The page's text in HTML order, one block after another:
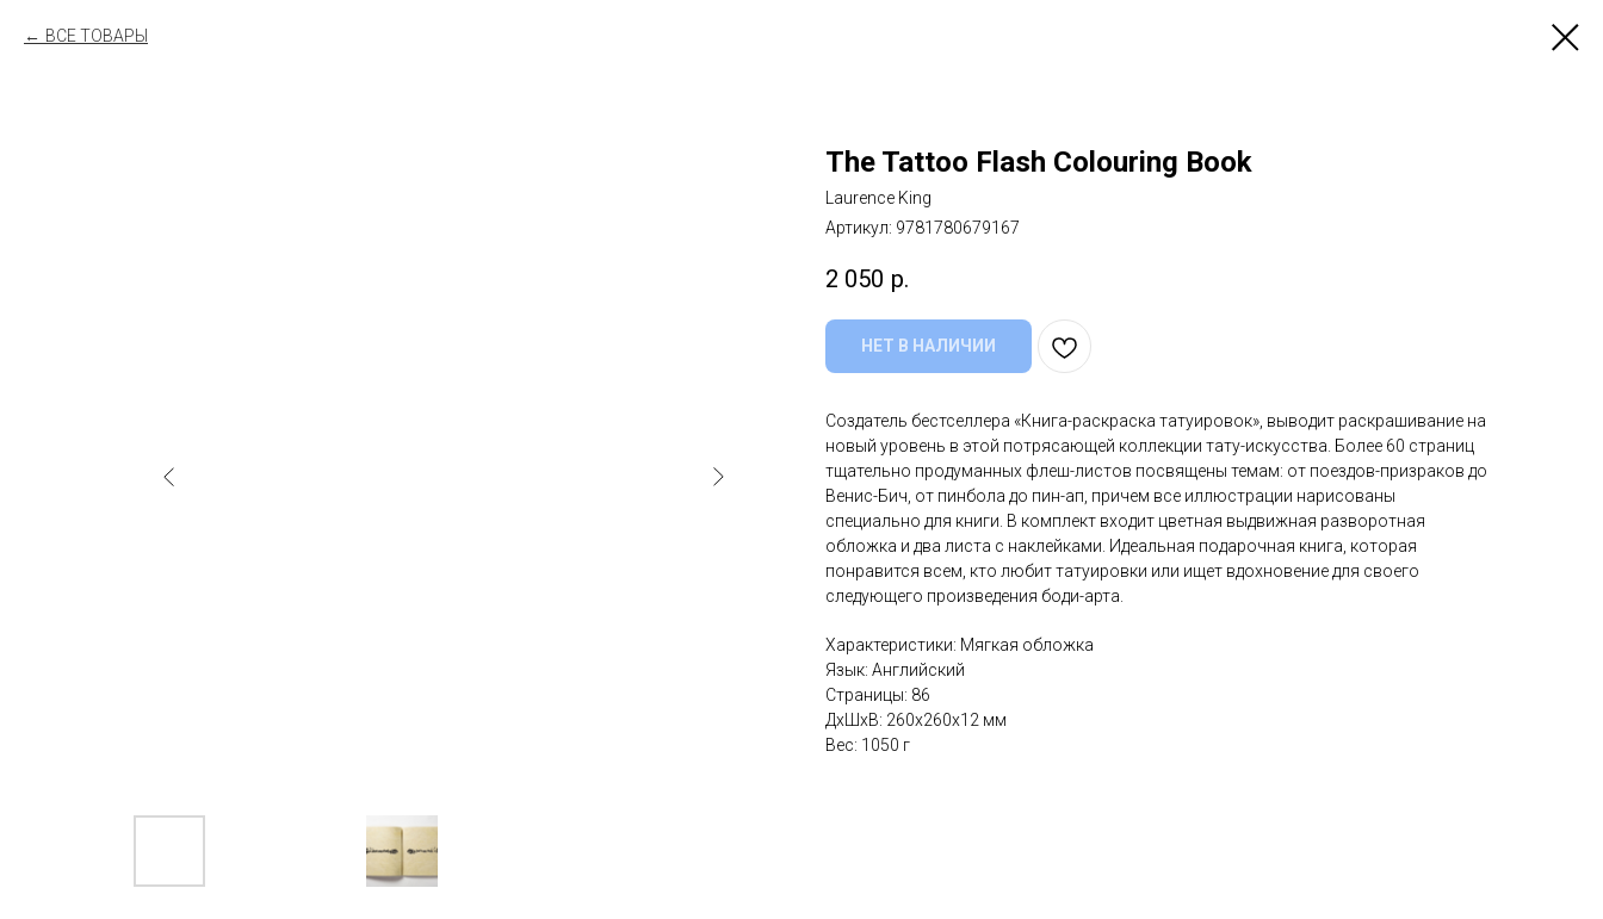
ВСЕ ТОВАРЫ
The Tattoo Flash Colouring Book
Laurence King
Артикул: 9781780679167
2 050 р.
НЕТ В НАЛИЧИИ
Создатель бестселлера «Книга-раскраска татуировок», выводит раскрашивание на
новый уровень в этой потрясающей коллекции тату-искусства. Более 60 страниц
тщательно продуманных флеш-листов посвящены темам: от поездов-призраков до
Венис-Бич, от пинбола до пин-ап, причем все иллюстрации нарисованы
специально для книги. В комплект входит цветная выдвижная разворотная
обложка и два листа с наклейками. Идеальная подарочная книга, которая
понравится всем, кто любит татуировки или ищет вдохновение для своего
следующего произведения боди-арта.
Характеристики: Мягкая обложка
Язык: Английский
Страницы: 86
ДxШxВ: 260x260x12 мм
Вес: 1050 г